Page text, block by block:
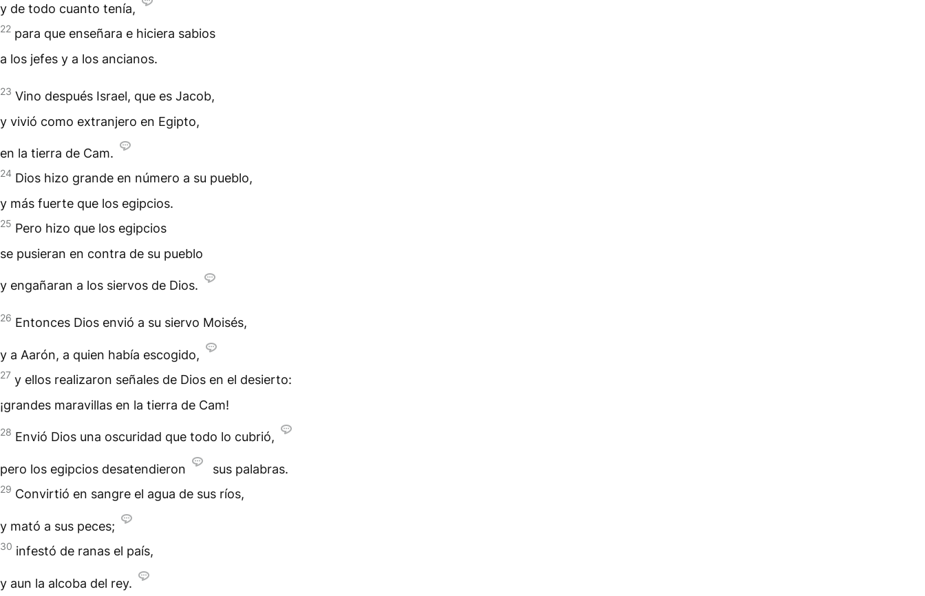
y de todo cuanto tenía,
22 para que enseñara e hiciera sabios
a los jefes y a los ancianos.
23 Vino después Israel, que es Jacob,
y vivió como extranjero en Egipto,
en la tierra de Cam.
24 Dios hizo grande en número a su pueblo,
y más fuerte que los egipcios.
25 Pero hizo que los egipcios
se pusieran en contra de su pueblo
y engañaran a los siervos de Dios.
26 Entonces Dios envió a su siervo Moisés,
y a Aarón, a quien había escogido,
27 y ellos realizaron señales de Dios en el desierto:
¡grandes maravillas en la tierra de Cam!
28 Envió Dios una oscuridad que todo lo cubrió,
pero los egipcios desatendieron sus palabras.
29 Convirtió en sangre el agua de sus ríos,
y mató a sus peces;
30 infestó de ranas el país,
y aun la alcoba del rey.